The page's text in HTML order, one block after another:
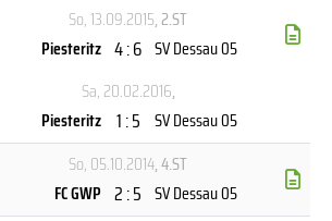
So, 13.09.2015, 2.ST
Piesteritz 4 : 6 SV Dessau 05
Sa, 20.02.2016,
Piesteritz 1 : 5 SV Dessau 05
So, 05.10.2014, 4.ST
FC GWP 2 : 5 SV Dessau 05